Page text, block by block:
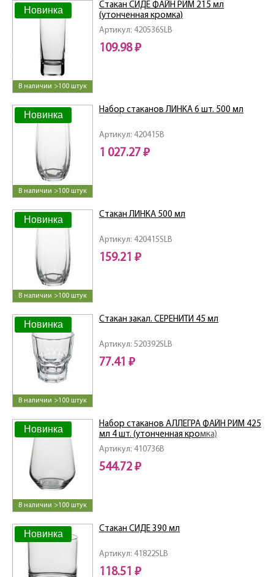
Новинка
В наличии >100 штук
Артикул: 420536SLB
Стакан СИДЕ ФАЙН РИМ 215 мл
(утонченная кромка)
109.98 ₽
Новинка
В наличии >100 штук
Артикул: 420415B
Набор стаканов ЛИНКА 6 шт. 500 мл
1 027.27 ₽
Новинка
В наличии >100 штук
Артикул: 420415SLB
Стакан ЛИНКА 500 мл
159.21 ₽
Новинка
В наличии >100 штук
Артикул: 520392SLB
Стакан закал. СЕРЕНИТИ 45 мл
77.41 ₽
Новинка
В наличии >100 штук
Артикул: 410736B
Набор стаканов АЛЛЕГРА ФАЙН РИМ 425
мл 4 шт. (утонченная кромка)
544.72 ₽
Новинка
Артикул: 41822SLB
Стакан СИДЕ 390 мл
118.51 ₽